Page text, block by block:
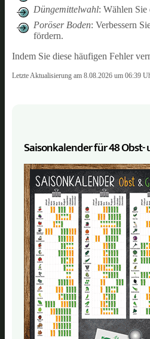
Düngemittelwahl: Wählen
Poröser Boden: Verbessern
fördern.
Indem Sie diese häufigen Fehler
Letzte Aktualisierung am 8.08.2026 um 06:39
Saisonkalender für 48